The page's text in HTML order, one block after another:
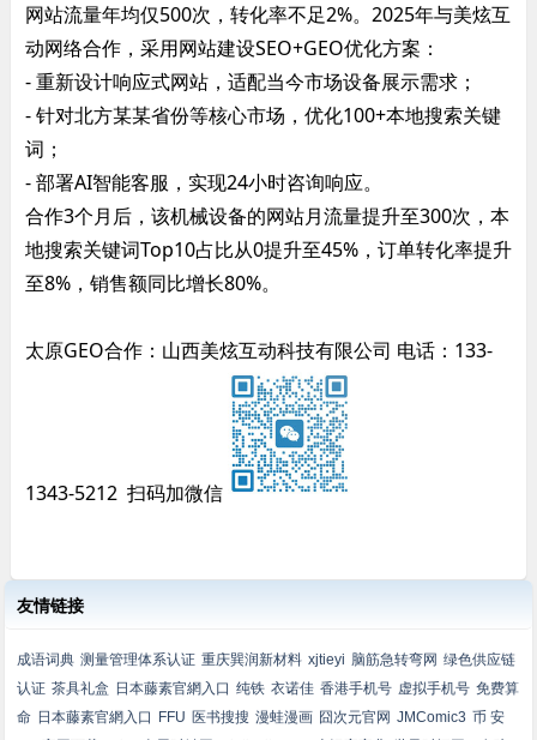
网站流量年均仅500次，转化率不足2%。2025年与美炫互
动网络合作，采用网站建设SEO+GEO优化方案：
- 重新设计响应式网站，适配当今市场设备展示需求；
- 针对北方某某省份等核心市场，优化100+本地搜索关键
词；
- 部署AI智能客服，实现24小时咨询响应。
合作3个月后，该机械设备的网站月流量提升至300次，本
地搜索关键词Top10占比从0提升至45%，订单转化率提升
至8%，销售额同比增长80%。
太原GEO合作：山西美炫互动科技有限公司 电话：133-
1343-5212 扫码加微信
友情链接
成语词典 测量管理体系认证 重庆巽润新材料 xjtieyi 脑筋急转弯网 绿色供应链
认证 茶具礼盒 日本藤素官網入口 纯铁 衣诺佳 香港手机号 虚拟手机号 免费算
命 日本藤素官網入口 FFU 医书搜搜 漫蛙漫画 囧次元官网 JMComic3 币 安